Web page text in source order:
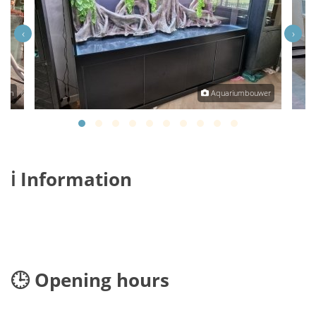
Aquariumbouwer
‹ ›
ℹ️ Information
🕒 Opening hours